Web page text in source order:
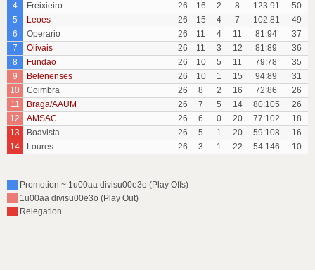
4
Freixieiro 26 16 2 8 123:91
50
5
Leoes 26 15 4 7 102:81
49
6
Operario 26 11 4 11 81:94
37
7
Olivais 26 11 3 12 81:89
36
8
Fundao 26 10 5 11 79:78
35
9
Belenenses 26 10 1 15 94:89
31
10
Coimbra 26 8 2 16 72:86
26
11
Braga/AAUM 26 7 5 14 80:105
26
12
AMSAC 26 6 0 20 77:102
18
13
Boavista 26 5 1 20 59:108
16
14
Loures 26 3 1 22 54:146 10
Promotion ~ 1u00aa divisu00e3o (Play Offs)
1u00aa divisu00e3o (Play Out)
Relegation